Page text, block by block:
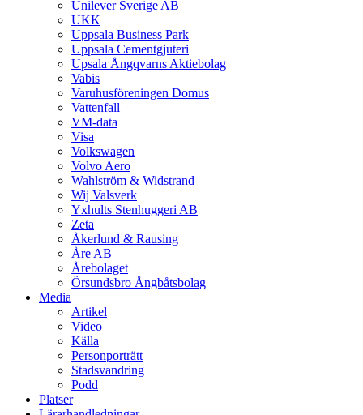
Unilever Sverige AB
UKK
Uppsala Business Park
Uppsala Cementgjuteri
Upsala Ångqvarns Aktiebolag
Vabis
Varuhusföreningen Domus
Vattenfall
VM-data
Visa
Volkswagen
Volvo Aero
Wahlström & Widstrand
Wij Valsverk
Yxhults Stenhuggeri AB
Zeta
Åkerlund & Rausing
Åre AB
Årebolaget
Örsundsbro Ångbåtsbolag
Media
Artikel
Video
Källa
Personporträtt
Stadsvandring
Podd
Platser